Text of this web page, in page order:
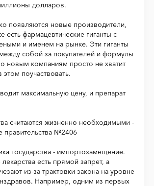
долларов.
появляются новые производители,
есть фармацевтические гиганты с
и именем на рынке. Эти гиганты
собой за покупателей и формулы
новым компаниям просто не хватит
этом поучаствовать.
максимальную цену, и препарат
считаются жизненно необходимыми -
правительства №2406
государства - импортозамещение.
есть прямой запрет, а
из-за трактовки закона на уровне
Например, одним из первых